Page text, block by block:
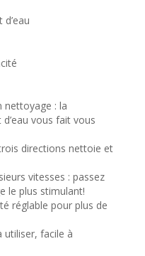
nettoyage : la
vous fait vous
directions nettoie et
vitesses : passez
le plus stimulant!
réglable pour plus de
utiliser, facile à